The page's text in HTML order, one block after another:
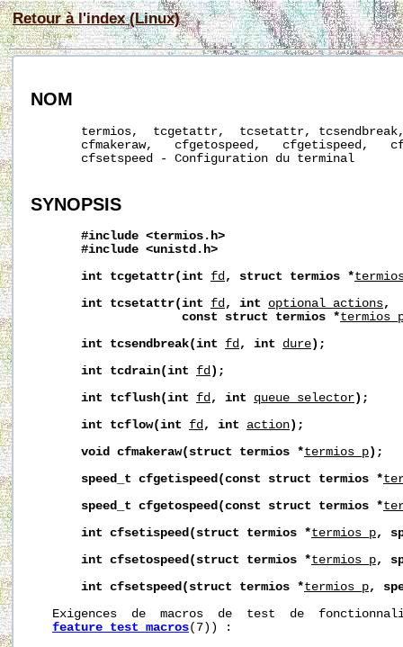
Retour à l'index (Linux)
NOM
termios,  tcgetattr,  tcsetattr,
cfmakeraw,   cfgetospeed,   cfgetispeed,
       cfsetspeed - Configuration du terminal
SYNOPSIS
#include <termios.h>
#include <unistd.h>
int
tcgetattr(int fd, struct termios *
int
tcsetattr(int fd, int optional_actions,
const
struct termios *
int
tcsendbreak(int fd, int dure );
int
tcdrain(int fd );
int
tcflush(int fd, int queue_selector );
int
tcflow(int fd, int action );
void cfmakeraw(struct termios *termios_p );
speed_t cfgetispeed(const struct termios *
speed_t cfgetospeed(const struct termios *
int cfsetispeed(struct termios *termios_p,
int cfsetospeed(struct termios *termios_p,
int cfsetspeed(struct termios *termios_p,
Exigences  de  macros  de  test  de
feature_test_macros(7)) :